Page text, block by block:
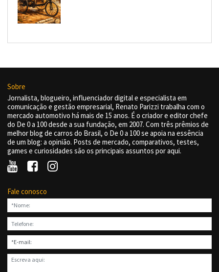
Sobre
Jornalista, blogueiro, influenciador digital e especialista em
comunicação e gestão empresarial, Renato Parizzi trabalha com o
mercado automotivo há mais de 15 anos. É o criador e editor chefe
do De 0 a 100 desde a sua fundação, em 2007. Com três prêmios de
melhor blog de carros do Brasil, o De 0 a 100 se apoia na essência
de um blog: a opinião. Posts de mercado, comparativos, testes,
games e curiosidades são os principais assuntos por aqui.
Fale conosco